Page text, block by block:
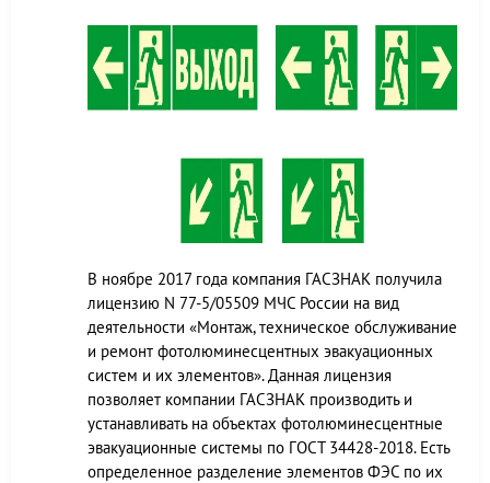
В ноябре 2017 года компания ГАСЗНАК получила
лицензию N 77-5/05509 МЧС России на вид
деятельности «Монтаж, техническое обслуживание
и ремонт фотолюминесцентных эвакуационных
систем и их элементов». Данная лицензия
позволяет компании ГАСЗНАК производить и
устанавливать на объектах фотолюминесцентные
эвакуационные системы по ГОСТ 34428-2018. Есть
определенное разделение элементов ФЭС по их